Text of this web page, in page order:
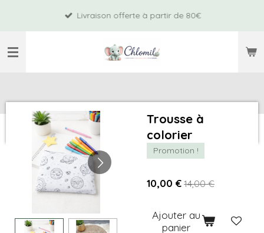
principal
Livraison offerte à partir de 80€
Trousse à
colorier
Promotion !
10,00 € 14,00 €
Ajouter au
panier